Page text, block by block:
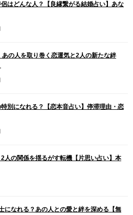
はどんな人？【良縁繋がる結婚占い】あな
あの人を取り巻く恋運気と2人の新たな絆
別になれる？【恋本音占い】停滞理由・恋
人の関係を揺るがす転機【片思い占い】本
になれる？あの人との愛と絆を深める【無